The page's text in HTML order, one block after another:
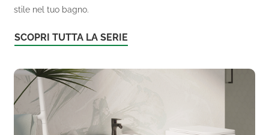
stile nel tuo bagno.
SCOPRI TUTTA LA SERIE